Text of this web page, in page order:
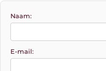
Naam:
E-mail: